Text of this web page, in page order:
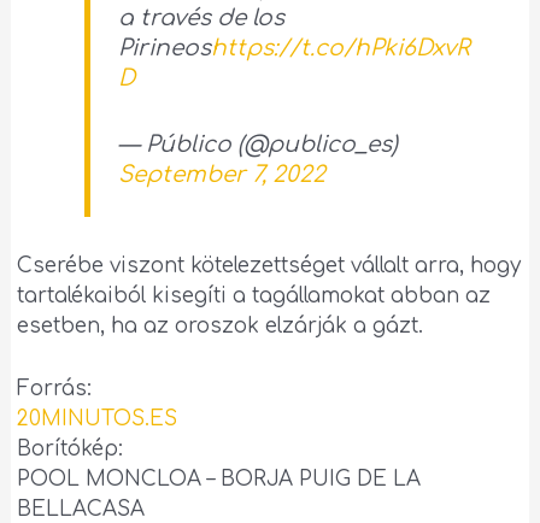
a través de los
Pirineoshttps://t.co/hPki6DxvR
D
— Público (@publico_es)
September 7, 2022
Cserébe viszont kötelezettséget vállalt arra, hogy
tartalékaiból kisegíti a tagállamokat abban az
esetben, ha az oroszok elzárják a gázt.
Forrás:
20MINUTOS.ES
Borítókép:
POOL MONCLOA – BORJA PUIG DE LA
BELLACASA